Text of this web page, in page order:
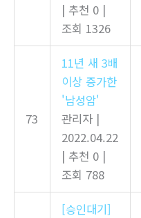
| 추천 0 |
조회 1326
73
11년 새 3배
이상 증가한
'남성암'
관리자 |
2022.04.22
| 추천 0 |
조회 788
[승인대기]